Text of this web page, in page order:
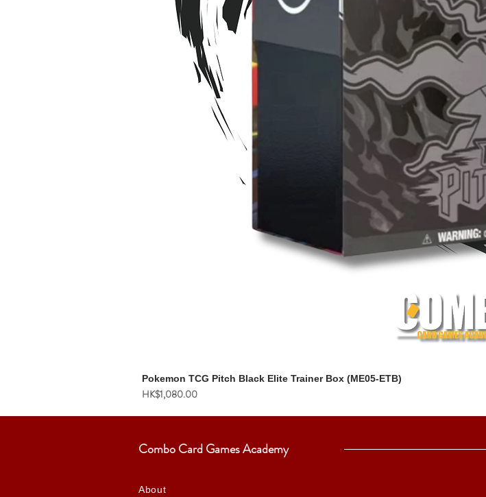
Pokemon TCG Pitch Black Elite Trainer Box (ME05-ETB)
價格
HK$1,080.00
Combo Card Games Academy
About